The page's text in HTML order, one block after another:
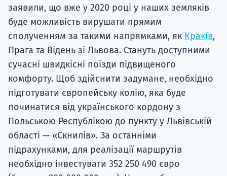
заявили, що вже у 2020 році у наших земляків
буде можливість вирушати прямим
сполученням за такими напрямками, як Краків,
Прага та Відень зі Львова. Стануть доступними
сучасні швидкісні поїзди підвищеного
комфорту. Щоб здійснити задумане, необхідно
підготувати європейську колію, яка буде
починатися від українського кордону з
Польською Республікою до пункту у Львівській
області — «Скнилів». За останніми
підрахунками, для реалізації маршрутів
необхідно інвестувати 352 250 490 євро